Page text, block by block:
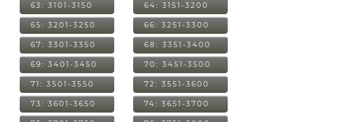
63: 3101-3150 64: 3151-3200
65: 3201-3250 66: 3251-3300
67: 3301-3350 68: 3351-3400
69: 3401-3450 70: 3451-3500
71: 3501-3550 72: 3551-3600
73: 3601-3650 74: 3651-3700